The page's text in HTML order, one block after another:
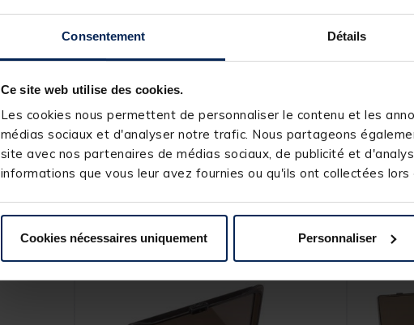
Consentement Détails
Ce site web utilise des cookies.
Les cookies nous permettent de personnaliser le contenu et les
médias sociaux et d'analyser notre trafic. Nous partageons
site avec nos partenaires de médias sociaux, de publicité et
informations que vous leur avez fournies ou qu'ils ont collectées
Cookies nécessaires uniquement Personnaliser
155416-1
NASH
Ces produits pourraient